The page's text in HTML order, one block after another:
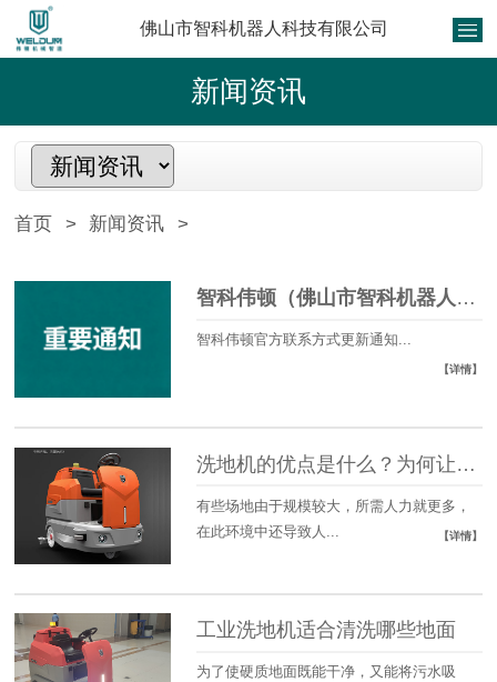
佛山市智科机器人科技有限公司
新闻资讯
首页 > 新闻资讯 >
智科伟顿（佛山市智科机器人科技有限公司）官方联系信息更新公告
智科伟顿官方联系方式更新通知...
【详情】
洗地机的优点是什么？为何让更多人使用
有些场地由于规模较大，所需人力就更多，
在此环境中还导致人...
【详情】
工业洗地机适合清洗哪些地面
为了使硬质地面既能干净，又能将污水吸